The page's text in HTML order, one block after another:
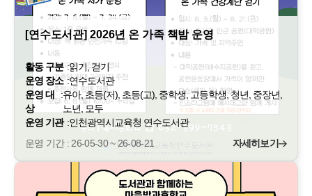
[연수도서관] 2026년 온 가족 책밤 운영
활동 구분 :읽기, 걷기
운영 장소 :연수도서관
운영 대
상
:유아, 초등(저), 초등(고), 중학생, 고등학생, 청년, 중장년,
노년, 모두
운영 기관 :인천광역시교육청 연수도서관
운영 기간 : 26-05-30 ~ 26-08-21
자세히보기